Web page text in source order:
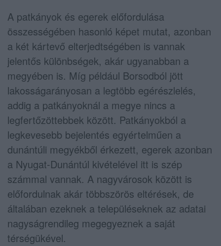
A patkányok és egerek előfordulása
összességében hasonló képet mutat, azonban
a két kártevő elterjedtségében is vannak
jelentős különbségek, akár ugyanabban a
megyében is. Míg például Borsodból jött
lakosságarányosan a legtöbb egérészlelés,
addig a patkányoknál a megye nincs a
legfertőzöttebbek között. Patkányokból a
legkevesebb bejelentés egyértelműen a
dunántúli megyékből érkezett, egerek azonban
a Nyugat-Dunántúl kivételével itt is szép
számmal vannak. A nagyvárosok között is
előfordulnak akár többszörös eltérések, de
általában ezeknek a településeknek az adatai
nagyságrendileg megegyeznek a saját
térségükével.